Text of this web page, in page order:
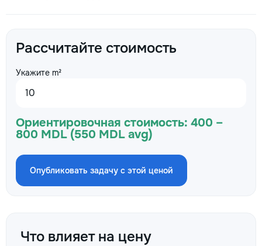
Рассчитайте стоимость
Укажите m²
Ориентировочная стоимость: 400 –
800 MDL (550 MDL avg)
Опубликовать задачу с этой ценой
Что влияет на цену